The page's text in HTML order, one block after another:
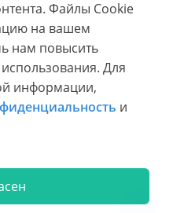
Файлы Cookie
на вашем
нам повысить
Для
информации,
и
sp. z o.o. (dba
reserved.
De